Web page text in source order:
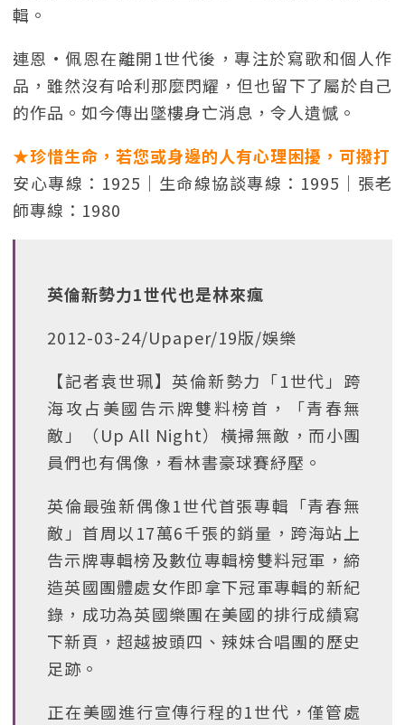
輯。
連恩·佩恩在離開1世代後，專注於寫歌和個人作
品，雖然沒有哈利那麼閃耀，但也留下了屬於自己
的作品。如今傳出墜樓身亡消息，令人遺憾。
★珍惜生命，若您或身邊的人有心理困擾，可撥打
安心專線：1925｜生命線協談專線：1995｜張老
師專線：1980
英倫新勢力1世代也是林來瘋
2012-03-24/Upaper/19版/娛樂
【記者袁世珮】英倫新勢力「1世代」跨
海攻占美國告示牌雙料榜首，「青春無
敵」（Up All Night）橫掃無敵，而小團
員們也有偶像，看林書豪球賽紓壓。
英倫最強新偶像1世代首張專輯「青春無
敵」首周以17萬6千張的銷量，跨海站上
告示牌專輯榜及數位專輯榜雙料冠軍，締
造英國團體處女作即拿下冠軍專輯的新紀
錄，成功為英國樂團在美國的排行成績寫
下新頁，超越披頭四、辣妹合唱團的歷史
足跡。
正在美國進行宣傳行程的1世代，僅管處